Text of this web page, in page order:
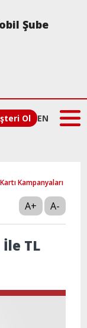
Şube
Ol EN
Kampanyaları
A+ A-
İle TL